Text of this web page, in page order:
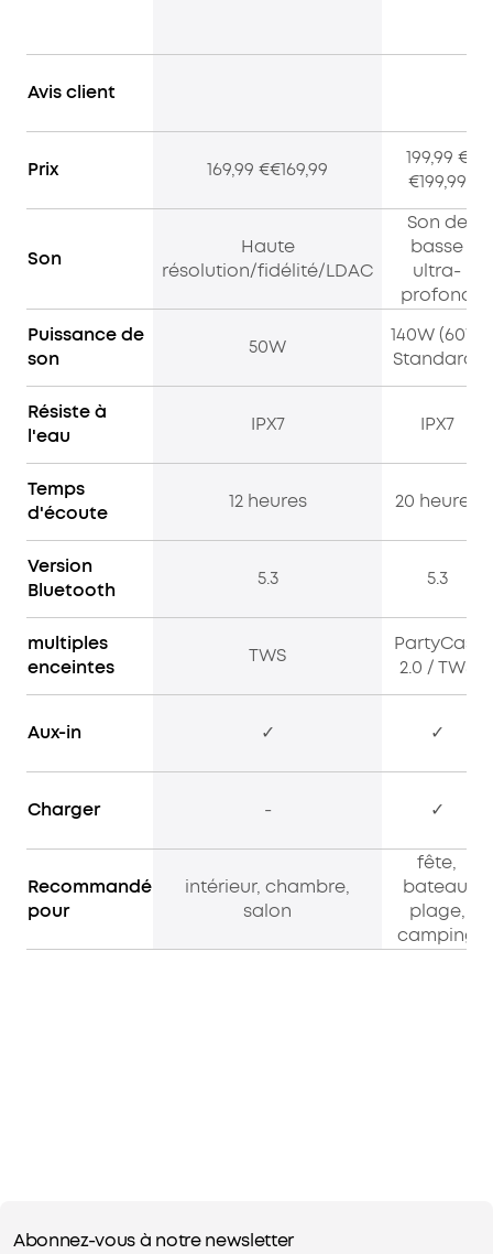
Avis client
Prix 169,99 €€169,99
199,99 €
€199,99
Son
Haute
résolution/fidélité/LDAC
Son de
basse
ultra-
profond
Puissance de
son
50W
140W (60W
Standard)
Résiste à
l'eau
IPX7 IPX7
Temps
d'écoute
12 heures 20 heures
Version
Bluetooth
5.3 5.3
multiples
enceintes
TWS
PartyCast
2.0 / TWS
Aux-in ✓ ✓
Charger - ✓
Recommandé
pour
intérieur, chambre,
salon
fête,
bateau,
plage,
camping
Abonnez-vous à notre newsletter